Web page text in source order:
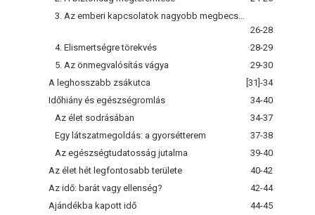
26-28
4. Elismertségre törekvés
28-29
5. Az önmegvalósítás vágya
29-30
A leghosszabb zsákutca
[31]-34
Időhiány és egészségromlás
34-40
Az élet sodrásában
34-37
Egy látszatmegoldás: a gyorsétterem
37-38
Az egészségtudatosság jutalma
39-40
Az élet hét legfontosabb területe
40-42
Az idő: barát vagy ellenség?
42-44
Ajándékba kapott idő
44-45